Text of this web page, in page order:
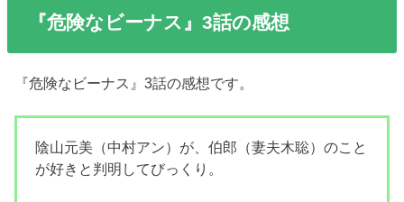
『危険なビーナス』3話の感想
『危険なビーナス』3話の感想です。
陰山元美（中村アン）が、伯郎（妻夫木聡）のこと
が好きと判明してびっくり。